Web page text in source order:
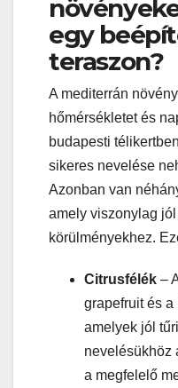
egy
teraszon?
A mediterrán
hőmérsékletet és
budapesti
sikeres nevelése
Azonban van
amely viszonylag
körülményekhez.
Citrusfélék –
grapefruit és
amelyek jól
nevelésükhöz
a megfelelő